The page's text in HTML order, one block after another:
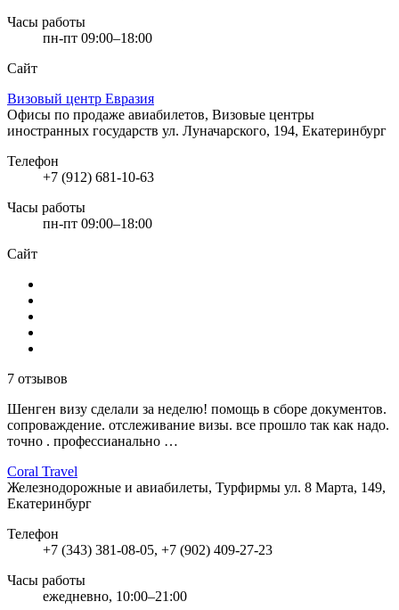
Часы работы
пн-пт 09:00–18:00
Сайт
Визовый центр Евразия
Офисы по продаже авиабилетов, Визовые центры
иностранных государств ул. Луначарского, 194, Екатеринбург
Телефон
+7 (912) 681-10-63
Часы работы
пн-пт 09:00–18:00
Сайт
7 отзывов
Шенген визу сделали за неделю! помощь в сборе документов.
сопроваждение. отслеживание визы. все прошло так как надо.
точно . профессианально …
Coral Travel
Железнодорожные и авиабилеты, Турфирмы ул. 8 Марта, 149,
Екатеринбург
Телефон
+7 (343) 381-08-05, +7 (902) 409-27-23
Часы работы
ежедневно, 10:00–21:00